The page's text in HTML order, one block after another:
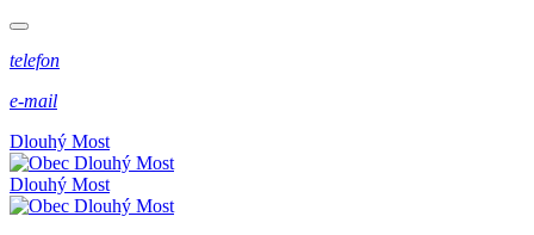
telefon
e-mail
Dlouhý Most
Dlouhý Most